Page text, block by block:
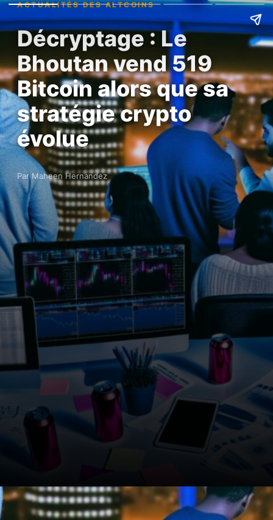
ACTUALITÉS DES ALTCOINS
Décryptage : Le
Bhoutan vend 519
Bitcoin alors que sa
stratégie crypto
évolue
Par Maheen Hernandez